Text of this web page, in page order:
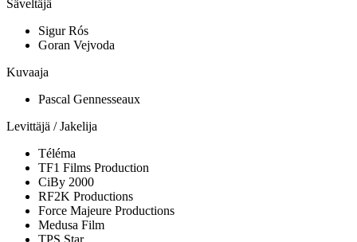
Säveltäjä
Sigur Rós
Goran Vejvoda
Kuvaaja
Pascal Gennesseaux
Levittäjä / Jakelija
Téléma
TF1 Films Production
CiBy 2000
RF2K Productions
Force Majeure Productions
Medusa Film